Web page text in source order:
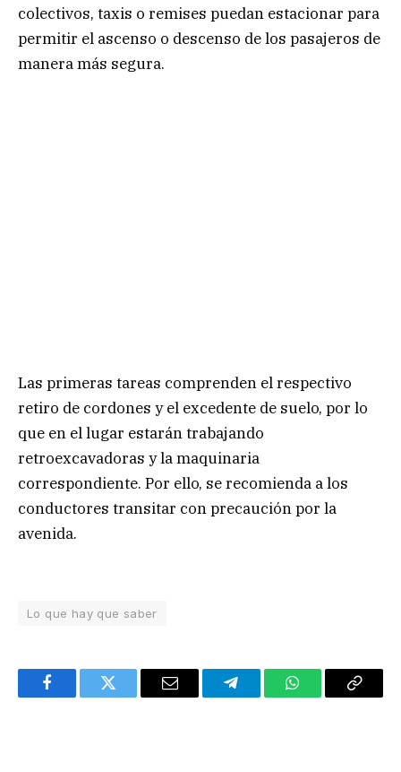
colectivos, taxis o remises puedan estacionar para
permitir el ascenso o descenso de los pasajeros de
manera más segura.
Las primeras tareas comprenden el respectivo
retiro de cordones y el excedente de suelo, por lo
que en el lugar estarán trabajando
retroexcavadoras y la maquinaria
correspondiente. Por ello, se recomienda a los
conductores transitar con precaución por la
avenida.
Lo que hay que saber
FacebookTwitter Email TelegramWhatsAppCopy